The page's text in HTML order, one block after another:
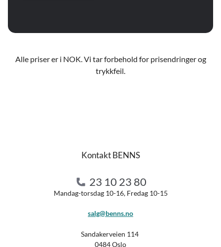
Alle priser er i NOK. Vi tar forbehold for prisendringer og
trykkfeil.
Kontakt BENNS
23 10 23 80
Mandag-torsdag 10-16, Fredag 10-15
salg@benns.no
Sandakerveien 114
0484 Oslo